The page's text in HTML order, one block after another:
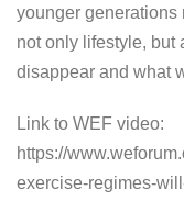
younger generations
not only lifestyle, but
disappear and what
Link to WEF video:
https://
exercise-regimes-